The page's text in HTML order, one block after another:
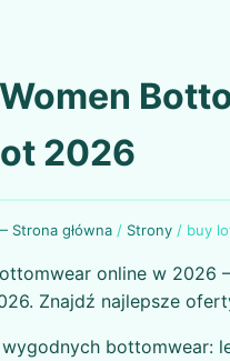
2026
Strona główna / Strony / buy
online w 2026
Znajdź najlepsze
bottomwear: